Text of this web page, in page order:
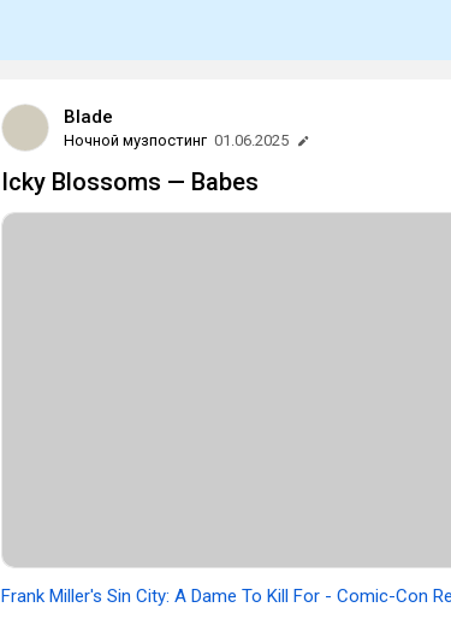
Blade
Ночной музпостинг 01.06.2025
Icky Blossoms — Babes
Frank Miller's Sin City: A Dame To Kill For - Comic-Con